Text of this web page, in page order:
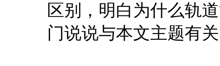
区别，明白为什么轨
门说说与本文主题有